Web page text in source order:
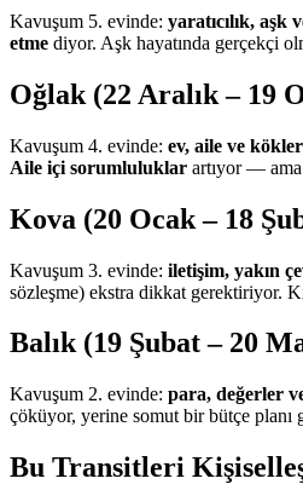
Kavuşum 5. evinde: yaratıcılık, aşk
etme diyor. Aşk hayatında gerçekçi
Oğlak (22 Aralık – 19
Kavuşum 4. evinde: ev, aile ve kökler
Aile içi sorumluluklar artıyor — ama
Kova (20 Ocak – 18
Kavuşum 3. evinde: iletişim, yakın
sözleşme) ekstra dikkat gerektiriyor.
Balık (19 Şubat – 20
Kavuşum 2. evinde: para, değerler
çöküyor, yerine somut bir bütçe planı
Bu Transitleri